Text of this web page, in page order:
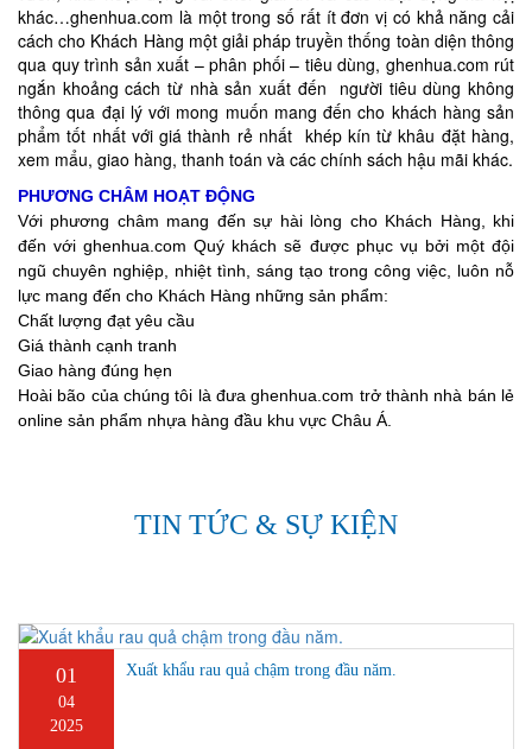
khác…ghenhua.com là một trong số rất ít đơn vị có khả năng cải
cách cho Khách Hàng một giải pháp truyền thống toàn diện thông
qua quy trình sản xuất – phân phối – tiêu dùng, ghenhua.com rút
ngắn khoảng cách từ nhà sản xuất đến người tiêu dùng không
thông qua đại lý với mong muốn mang đến cho khách hàng sản
phẩm tốt nhất với giá thành rẻ nhất khép kín từ khâu đặt hàng,
xem mẩu, giao hàng, thanh toán và các chính sách hậu mãi khác.
PHƯƠNG CHÂM HOẠT ĐỘNG
Với phương châm mang đến sự hài lòng cho Khách Hàng, khi
đến với ghenhua.com Quý khách sẽ được phục vụ bởi một đội
ngũ chuyên nghiệp, nhiệt tình, sáng tạo trong công việc, luôn nỗ
lực mang đến cho Khách Hàng những sản phẩm:
Chất lượng đạt yêu cầu
Giá thành cạnh tranh
Giao hàng đúng hẹn
Hoài bão của chúng tôi là đưa ghenhua.com trở thành nhà bán lẻ
online sản phẩm nhựa hàng đầu khu vực Châu Á.
TIN TỨC & SỰ KIỆN
01
04
2025
Xuất khẩu rau quả chậm trong đầu năm.